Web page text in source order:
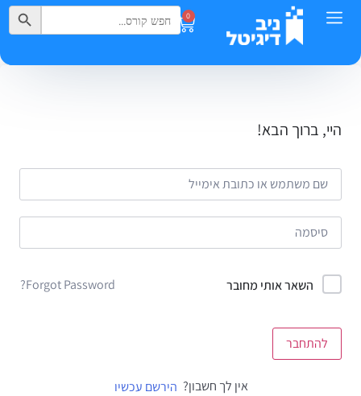
0
Search
for:
Search Button
היי, ברוך הבא!
השאר אותי מחובר Forgot Password?
להתחבר
אין לך חשבון? הירשם עכשיו